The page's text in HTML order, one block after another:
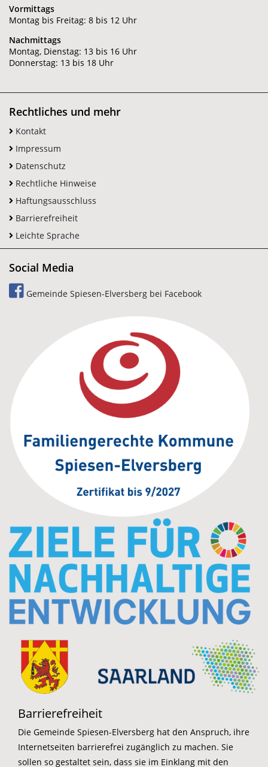
Vormittags
Montag bis Freitag: 8 bis 12 Uhr
Nachmittags
Montag, Dienstag: 13 bis 16 Uhr
Donnerstag: 13 bis 18 Uhr
Rechtliches und mehr
Kontakt
Impressum
Datenschutz
Rechtliche Hinweise
Haftungsausschluss
Barrierefreiheit
Leichte Sprache
Social Media
Gemeinde Spiesen-Elversberg bei Facebook
Barrierefreiheit
Die Gemeinde Spiesen-Elversberg hat den Anspruch, ihre
Internetseiten barrierefrei zugänglich zu machen. Sie
sollen so gestaltet sein, dass sie im Einklang mit den